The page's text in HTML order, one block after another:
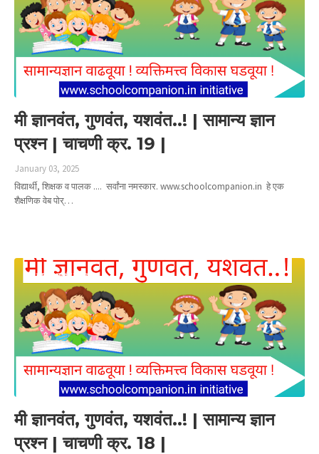
मी ज्ञानवंत, गुणवंत, यशवंत..! | सामान्य ज्ञान
प्रश्न | चाचणी क्र. 19 |
January 03, 2025
विद्यार्थी, शिक्षक व पालक .... सर्वांना नमस्कार. www.schoolcompanion.in हे एक
शैक्षणिक वेब पोर्…
मी ज्ञानवंत गुणवंत यशवंत
मी ज्ञानवंत, गुणवंत, यशवंत..! | सामान्य ज्ञान
प्रश्न | चाचणी क्र. 18 |